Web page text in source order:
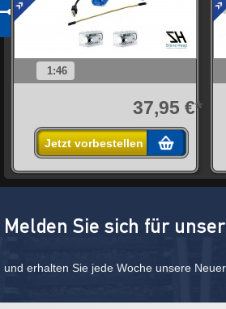
1:46
37,95 €*
Jetzt vorbestellen
Melden Sie sich für
und erhalten Sie jede Woche unsere